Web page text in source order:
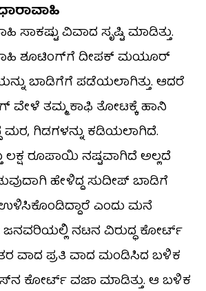
ಸಾಕಷ್ಟು ವಿವಾದ ಸೃಷ್ಟಿ ಮಾಡಿತ್ತು.
ಶೂಟಿಂಗ್​ಗೆ ದೀಪಕ್ ಮಯೂರ್
ಬಾಡಿಗೆಗೆ ಪಡೆಯಲಾಗಿತ್ತು. ಆದರೆ
ವೇಳೆ ತಮ್ಮ ಕಾಫಿ ತೋಟಕ್ಕೆ ಹಾನಿ
ಮರ, ಗಿಡಗಳನ್ನು ಕಡಿಯಲಾಗಿದೆ.
ಲಕ್ಷ ರೂಪಾಯಿ ನಷ್ಟವಾಗಿದೆ ಅಲ್ಲದೆ
ಹೇಳಿದ್ದ ಸುದೀಪ್ ಬಾಡಿಗೆ
ಎಂದು ಮನೆ
ಜನವರಿಯಲ್ಲಿ ನಟನ ವಿರುದ್ಧ ಕೋರ್ಟ್
ವಾದ ಪ್ರತಿ ವಾದ ಮಂಡಿಸಿದ ಬಳಿಕ
ಕೋರ್ಟ್ ವಜಾ ಮಾಡಿತ್ತು. ಆ ಬಳಿಕ